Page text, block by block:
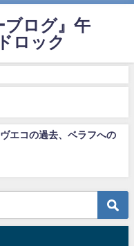
ブログ』午
ロック
エコの過去、ベラフへの